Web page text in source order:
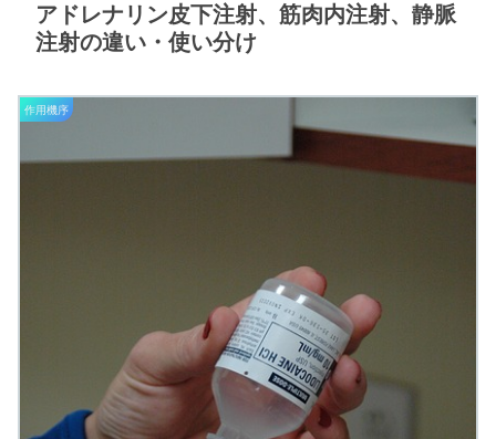
アドレナリン皮下注射、筋肉内注射、静脈
注射の違い・使い分け
作用機序